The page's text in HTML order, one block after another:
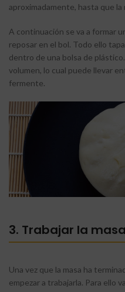
aproximadamente, hasta que la
A continuación se va a formar
reposar en el bol. Todo ello
dentro de una bolsa de
volumen, lo cual puede llevar
fermente.
3. Trabajar la
Una vez que la masa ha
empezar a trabajarla. Para ello